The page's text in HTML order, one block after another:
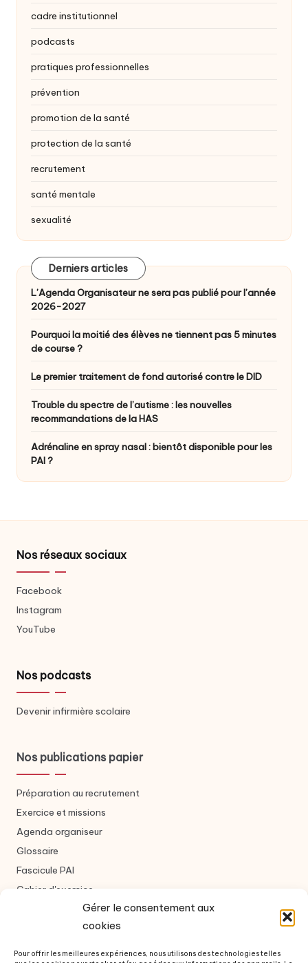
Gérer le consentement aux
cookies
Pour offrir les meilleures expériences, nous utilisons des technologies telles
cadre institutionnel
podcasts
pratiques professionnelles
prévention
promotion de la santé
protection de la santé
recrutement
santé mentale
sexualité
Derniers articles
L’Agenda Organisateur ne sera pas publié pour l’année
2026-2027
Pourquoi la moitié des élèves ne tiennent pas 5 minutes
de course ?
Le premier traitement de fond autorisé contre le DID
Trouble du spectre de l’autisme : les nouvelles
recommandations de la HAS
Adrénaline en spray nasal : bientôt disponible pour les
PAI ?
Nos réseaux sociaux
Facebook
Instagram
YouTube
Nos podcasts
Devenir infirmière scolaire
Nos publications papier
Préparation au recrutement
Exercice et missions
Agenda organiseur
Glossaire
Fascicule PAI
Cahier d'exercice